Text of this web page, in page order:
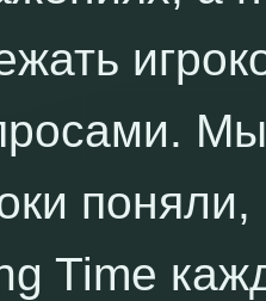
поняли,
Time